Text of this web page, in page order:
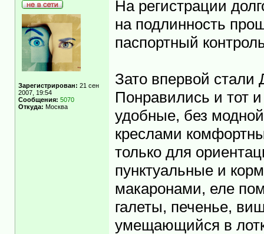
Зарегистрирован: 21 сен
2007, 19:54
Сообщения: 5070
Откуда: Москва
На регистрации
на подлинность
паспортный
Зато впервой
Понравились и тот
удобные, без
креслами
только для
пунктуальные и
макаронами, еле
галеты, печенье,
умещающийся в